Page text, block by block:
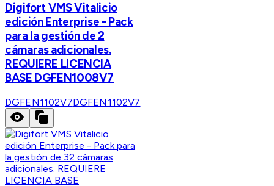
Digifort VMS Vitalicio
edición Enterprise - Pack
para la gestión de 2
cámaras adicionales.
REQUIERE LICENCIA
BASE DGFEN1008V7
DGFEN1102V7DGFEN1102V7